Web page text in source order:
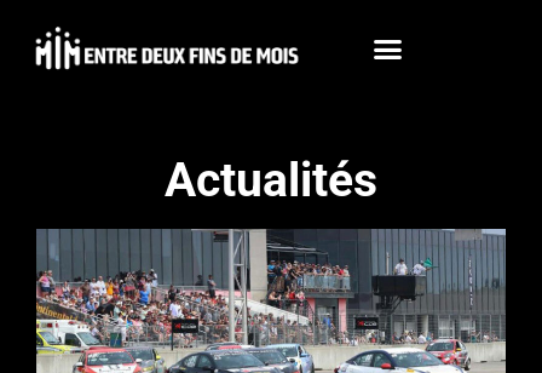
Actualités